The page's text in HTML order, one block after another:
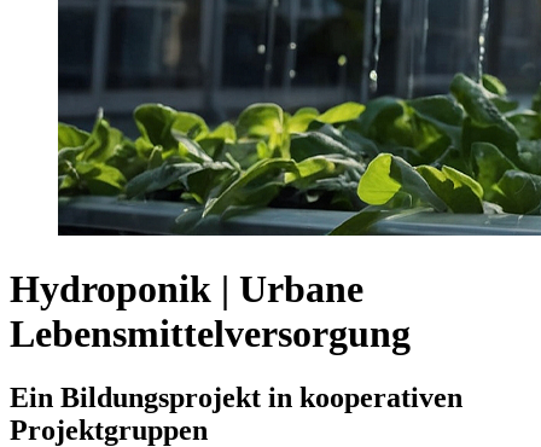
Hydroponik | Urbane
Lebensmittelversorgung
Ein Bildungsprojekt in kooperativen
Projektgruppen